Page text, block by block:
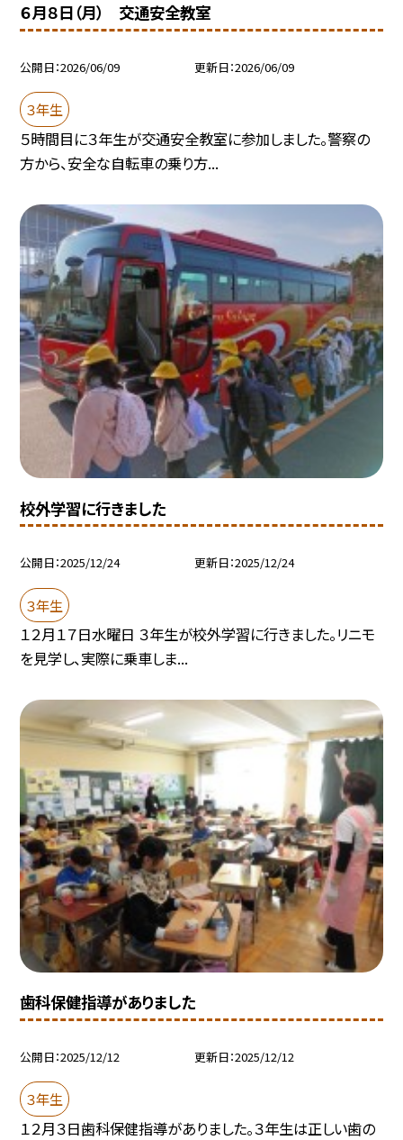
６月８日（月） 交通安全教室
公開日 2026/06/09 更新日 2026/06/09
３年生
５時間目に３年生が交通安全教室に参加しました。警察の
方から、安全な自転車の乗り方...
校外学習に行きました
公開日 2025/12/24 更新日 2025/12/24
３年生
１２月１７日水曜日 ３年生が校外学習に行きました。リニモ
を見学し、実際に乗車しま...
歯科保健指導がありました
公開日 2025/12/12 更新日 2025/12/12
３年生
１２月３日歯科保健指導がありました。３年生は正しい歯の